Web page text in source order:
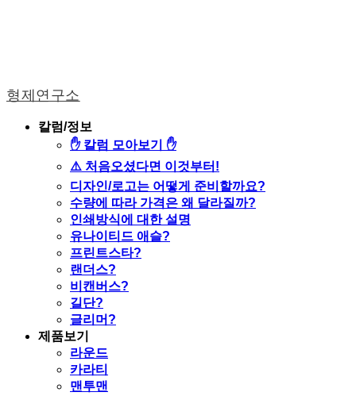
형제연구소
칼럼/정보
✋ 칼럼 모아보기 ✋
⚠️ 처음오셨다면 이것부터!
디자인/로고는 어떻게 준비할까요?
수량에 따라 가격은 왜 달라질까?
인쇄방식에 대한 설명
유나이티드 애슬?
프린트스타?
랜더스?
비캔버스?
길단?
글리머?
제품보기
라운드
카라티
맨투맨